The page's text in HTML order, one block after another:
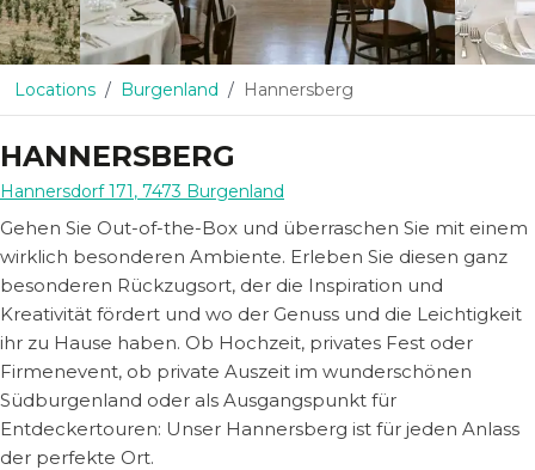
Locations Burgenland Hannersberg
HANNERSBERG
Hannersdorf 171, 7473 Burgenland
Gehen Sie Out-of-the-Box und überraschen Sie mit einem
wirklich besonderen Ambiente. Erleben Sie diesen ganz
besonderen Rückzugsort, der die Inspiration und
Kreativität fördert und wo der Genuss und die Leichtigkeit
ihr zu Hause haben. Ob Hochzeit, privates Fest oder
Firmenevent, ob private Auszeit im wunderschönen
Südburgenland oder als Ausgangspunkt für
Entdeckertouren: Unser Hannersberg ist für jeden Anlass
der perfekte Ort.